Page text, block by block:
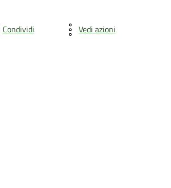
Condividi Vedi azioni